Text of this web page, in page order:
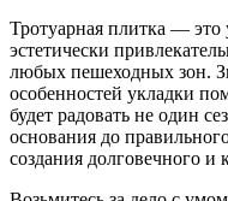
Тротуарная плитка —
эстетически
любых пешеходных зон.
особенностей укладки
будет радовать не один
основания до
создания долговечного и